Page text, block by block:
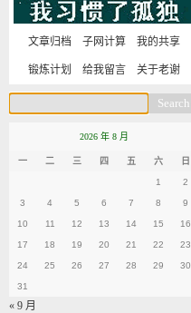
文章归档 子网计算 我的共享
锻炼计划 给我留言 关于老谢
2026 年 8 月
一 二 三 四 五 六 日
1 2
3 4 5 6 7 8 9
10 11 12 13 14 15 16
17 18 19 20 21 22 23
24 25 26 27 28 29 30
31
« 9 月